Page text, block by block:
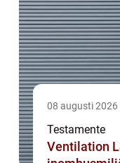
08 augusti 2026
Testamente
Ventilation